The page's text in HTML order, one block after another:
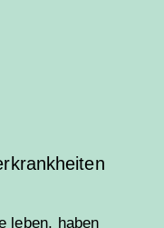
leben, haben